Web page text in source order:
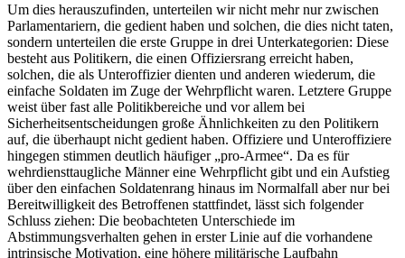
Um dies herauszufinden, unterteilen wir nicht mehr nur zwischen
Parlamentariern, die gedient haben und solchen, die dies nicht taten,
sondern unterteilen die erste Gruppe in drei Unterkategorien: Diese
besteht aus Politikern, die einen Offiziersrang erreicht haben,
solchen, die als Unteroffizier dienten und anderen wiederum, die
einfache Soldaten im Zuge der Wehrpflicht waren. Letztere Gruppe
weist über fast alle Politikbereiche und vor allem bei
Sicherheitsentscheidungen große Ähnlichkeiten zu den Politikern
auf, die überhaupt nicht gedient haben. Offiziere und Unteroffiziere
hingegen stimmen deutlich häufiger „pro-Armee“. Da es für
wehrdiensttaugliche Männer eine Wehrpflicht gibt und ein Aufstieg
über den einfachen Soldatenrang hinaus im Normalfall aber nur bei
Bereitwilligkeit des Betroffenen stattfindet, lässt sich folgender
Schluss ziehen: Die beobachteten Unterschiede im
Abstimmungsverhalten gehen in erster Linie auf die vorhandene
intrinsische Motivation, eine höhere militärische Laufbahn